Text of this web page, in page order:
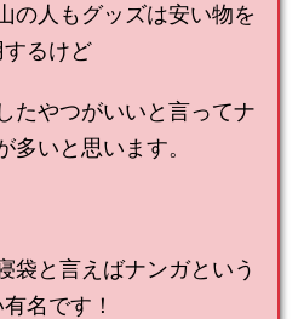
の人もグッズは安い物を
るけど
たやつがいいと言ってナ
多いと思います。
袋と言えばナンガという
名です！